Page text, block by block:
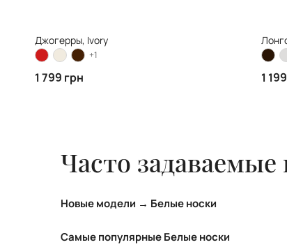
Джогерры, Ivory
+1
1 799 грн 1
Часто
Новые модели → Белые носки
ТОП новых моделей категории Белые носки:
Самые популярные Белые носки